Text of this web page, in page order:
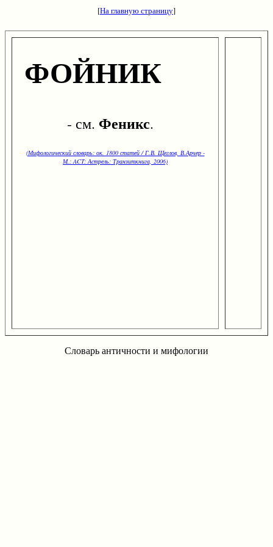
[На главную страницу]
ФОЙНИК
- см. Феникс.
(Мифологический словарь: ок. 1800 статей / Г.В. Щеглов, В.Арчер -
М.: ACT: Астрель: Транзиткнига, 2006)
Словарь античности и мифологии